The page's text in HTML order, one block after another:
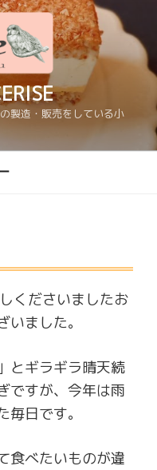
製造・販売をしている小
くださいましたお
ました。
とギラギラ晴天続
ですが、今年は雨
日です。
食べたいものが違